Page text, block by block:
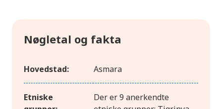
Nøgletal og fakta
Hovedstad: Asmara
Etniske
Der er 9 anerkendte